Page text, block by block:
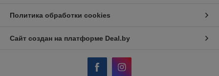
Политика обработки cookies
Сайт создан на платформе Deal.by